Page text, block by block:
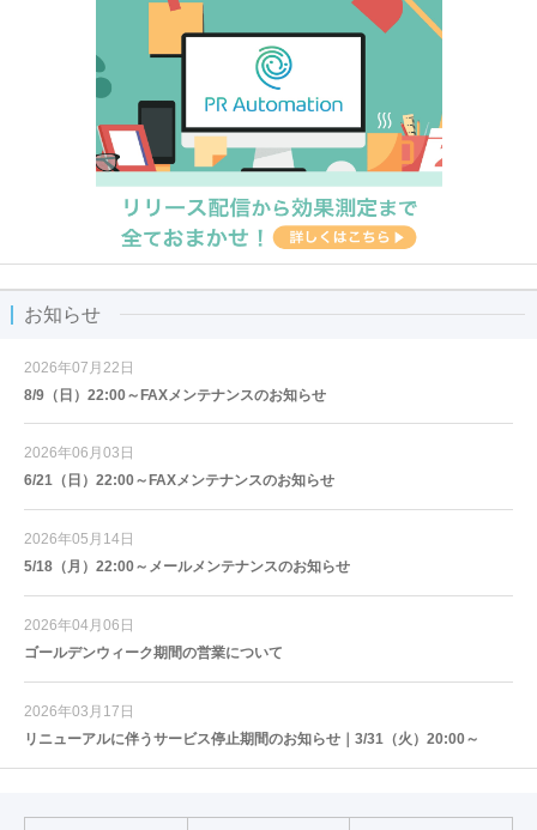
お知らせ
2026年07月22日
8/9（日）22:00～FAXメンテナンスのお知らせ
2026年06月03日
6/21（日）22:00～FAXメンテナンスのお知らせ
2026年05月14日
5/18（月）22:00～メールメンテナンスのお知らせ
2026年04月06日
ゴールデンウィーク期間の営業について
2026年03月17日
リニューアルに伴うサービス停止期間のお知らせ｜3/31（火）20:00～